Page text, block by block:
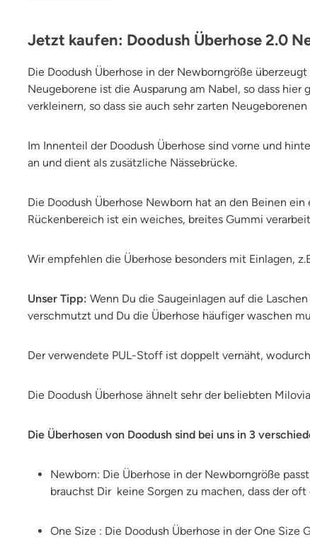
Jetzt kaufen: Doodush Überhose 2.0
Die Doodush Überhose in der Newborngröße
Neugeborene ist die Ausparung am Nabel, so dass
verkleinern, so dass sie auch sehr zarten
Im Innenteil der Doodush Überhose sind vorne und
an und dient als zusätzliche Nässebrücke.
Die Doodush Überhose Newborn hat an den Beinen
Rückenbereich ist ein weiches, breites Gummi
Wir empfehlen die Überhose besonders mit Einlagen,
Unser Tipp: Wenn Du die Saugeinlagen auf die
verschmutzt und Du die Überhose häufiger waschen
Der verwendete PUL-Stoff ist doppelt vernäht,
Die Doodush Überhose ähnelt sehr der beliebten
Die Überhosen von Doodush sind bei uns in 3
Newborn: Die Überhose in der Newborngröße
brauchst Dir keine Sorgen zu machen, dass der
One Size : Die Doodush Überhose in der One